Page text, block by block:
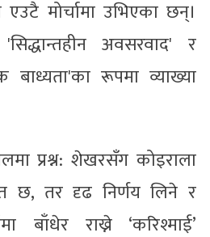
मोर्चामा उभिएका छन्।
अवसरवाद' र
बाध्यता'का रूपमा व्याख्या
प्रश्न: शेखरसँग कोइराला
त छ, तर दृढ निर्णय लिने र
बाँधेर राख्ने ‘करिश्माई’